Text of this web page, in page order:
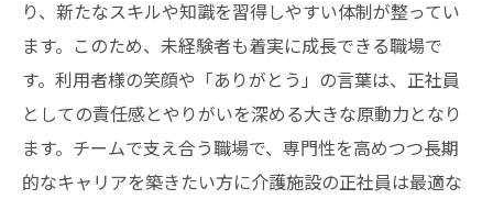
り、新たなスキルや知識を習得しやすい体制が整ってい
ます。このため、未経験者も着実に成長できる職場で
す。利用者様の笑顔や「ありがとう」の言葉は、正社員
としての責任感とやりがいを深める大きな原動力となり
ます。チームで支え合う職場で、専門性を高めつつ長期
的なキャリアを築きたい方に介護施設の正社員は最適な